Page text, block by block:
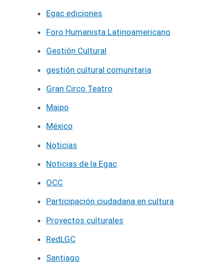
Egac ediciones
Foro Humanista Latinoamericano
Gestión Cultural
gestión cultural comunitaria
Gran Circo Teatro
Maipo
México
Noticias
Noticias de la Egac
OCC
Participación ciudadana en cultura
Proyectos culturales
RedLGC
Santiago